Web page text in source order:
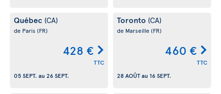
Québec (CA)
de Paris (FR)
428 €
TTC
05 SEPT. au 26 SEPT.
Toronto (CA)
de Marseille (FR)
460 €
TTC
28 AOÛTau 16 SEPT.